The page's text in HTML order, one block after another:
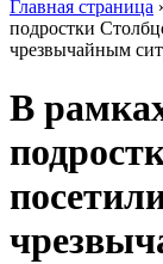
Главная страница
подростки
чрезвычайным
В